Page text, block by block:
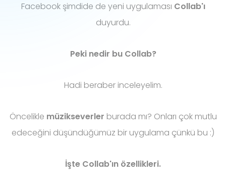
Facebook şimdide de yeni uygulaması Collab'ı
duyurdu.
Peki nedir bu Collab?
Hadi beraber inceleyelim.
Öncelikle müzikseverler burada mı? Onları çok mutlu
edeceğini düşündüğümüz bir uygulama çünkü bu :)
İşte Collab'ın özellikleri.